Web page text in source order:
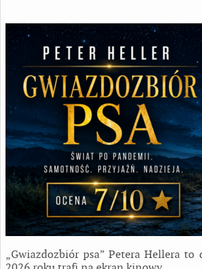
„Gwiazdozbiór psa” Petera Hellera